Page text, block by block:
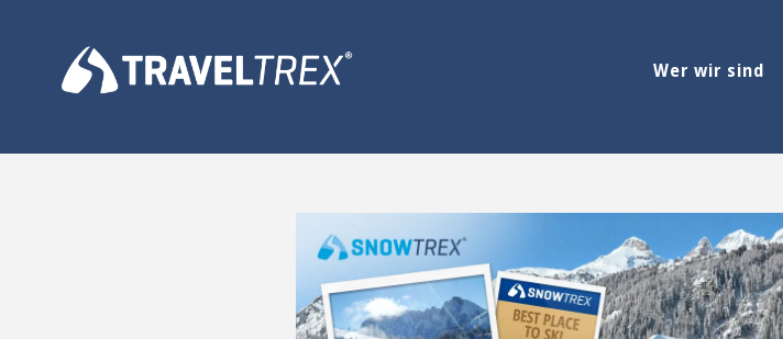
Wer wir sind